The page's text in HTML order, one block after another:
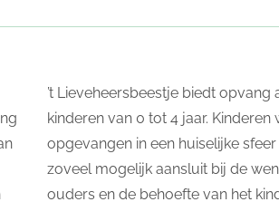
’t Lieveheersbeestje biedt opvang
kinderen van 0 tot 4 jaar. Kinderen
opgevangen in een huiselijke
zoveel mogelijk aansluit bij de
ouders en de behoefte van het